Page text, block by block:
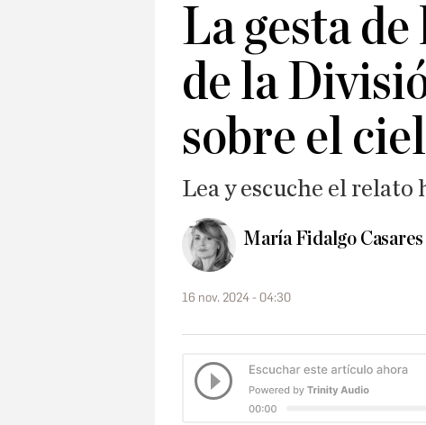
La gesta
de la
sobre el
Lea y escuche el
María Fidalgo Casares
16 nov. 2024 - 04:30